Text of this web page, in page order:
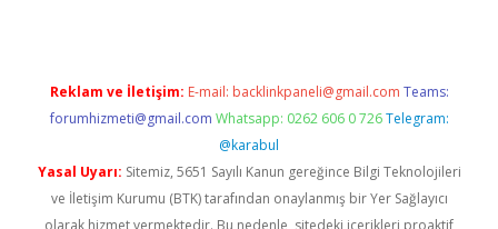
Reklam ve İletişim: E-mail: backlinkpaneli@gmail.com Teams:
forumhizmeti@gmail.com Whatsapp: 0262 606 0 726 Telegram:
@karabul
Yasal Uyarı: Sitemiz, 5651 Sayılı Kanun gereğince Bilgi Teknolojileri
ve İletişim Kurumu (BTK) tarafından onaylanmış bir Yer Sağlayıcı
olarak hizmet vermektedir. Bu nedenle, sitedeki içerikleri proaktif